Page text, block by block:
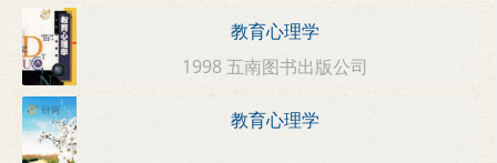
教育心理学
1998 五南图书出版公司
教育心理学